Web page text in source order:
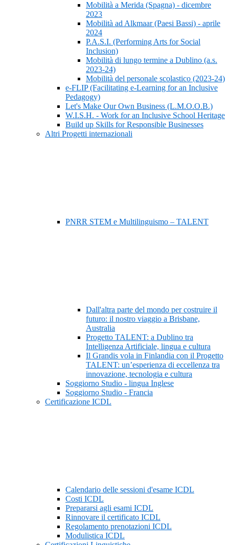
Mobilità a Merida (Spagna) - dicembre
2023
Mobilità ad Alkmaar (Paesi Bassi) - aprile
2024
P.A.S.I. (Performing Arts for Social
Inclusion)
Mobilità di lungo termine a Dublino (a.s.
2023-24)
Mobilità del personale scolastico (2023-24)
e-FLIP (Facilitating e-Learning for an Inclusive
Pedagogy)
Let's Make Our Own Business (L.M.O.O.B.)
W.I.S.H. - Work for an Inclusive School Heritage
Build up Skills for Responsible Businesses
Altri Progetti internazionali
PNRR STEM e Multilinguismo – TALENT
Dall'altra parte del mondo per costruire il
futuro: il nostro viaggio a Brisbane,
Australia
Progetto TALENT: a Dublino tra
Intelligenza Artificiale, lingua e cultura
Il Grandis vola in Finlandia con il Progetto
TALENT: un’esperienza di eccellenza tra
innovazione, tecnologia e cultura
Soggiorno Studio - lingua Inglese
Soggiorno Studio - Francia
Certificazione ICDL
Calendario delle sessioni d'esame ICDL
Costi ICDL
Prepararsi agli esami ICDL
Rinnovare il certificato ICDL
Regolamento prenotazioni ICDL
Modulistica ICDL